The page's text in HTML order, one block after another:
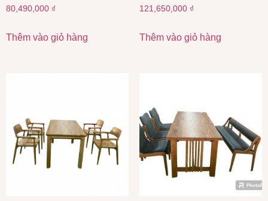
80,490,000 ₫
Thêm vào giỏ hàng
121,650,000 ₫
Thêm vào giỏ hàng